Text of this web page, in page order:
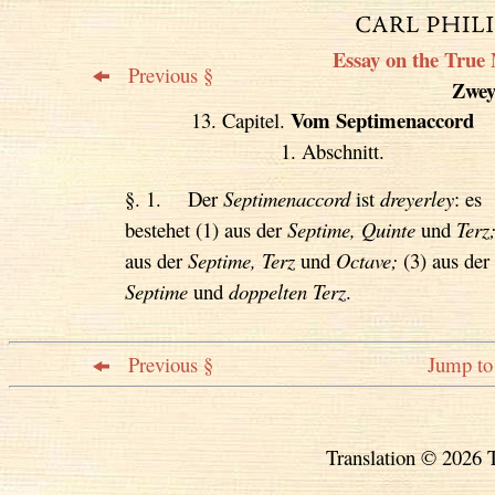
Previous §
Essay on the
13. Capitel. Vom Septimenaccord
1. Abschnitt.
§. 1. DerSeptimenaccordist dreyerley: es
bestehet (1) aus derSeptime, Quinteund Terz;
aus derSeptime, Terzund Octave; (3) aus der
Septimeund doppelten Terz.
Previous § Jump
Translation © 2026